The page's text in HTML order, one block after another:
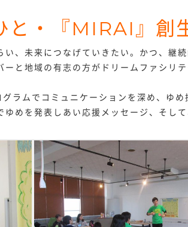
と・『MIRAI』創
、未来につなげていきたい。かつ、継
と地域の有志の方がドリームファシリ
ラムでコミュニケーションを深め、ゆめ
めを発表しあい応援メッセージ、そし